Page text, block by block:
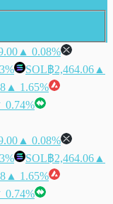
▲ 0.08%
SOL฿2,464.06 ▲
▲ 1.65%
0.74%
▲ 0.08%
SOL฿2,464.06 ▲
▲ 1.65%
0.74%